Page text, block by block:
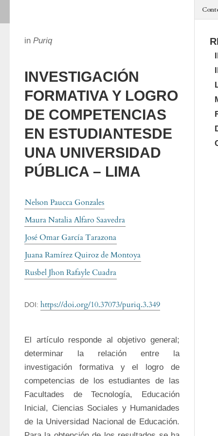
in Puriq
INVESTIGACIÓN
FORMATIVA Y LOGRO
DE COMPETENCIAS
EN ESTUDIANTESDE
UNA UNIVERSIDAD
PÚBLICA – LIMA
Nelson Paucca Gonzales
Maura Natalia Alfaro Saavedra
José Omar García Tarazona
Juana Ramírez Quiroz de Montoya
Rusbel Jhon Rafayle Cuadra
DOI: https://doi.org/10.37073/puriq.3.349
El artículo responde al objetivo general;
determinar la relación entre la
investigación formativa y el logro de
competencias de los estudiantes de las
Facultades de Tecnología, Educación
Inicial, Ciencias Sociales y Humanidades
de la Universidad Nacional de Educación.